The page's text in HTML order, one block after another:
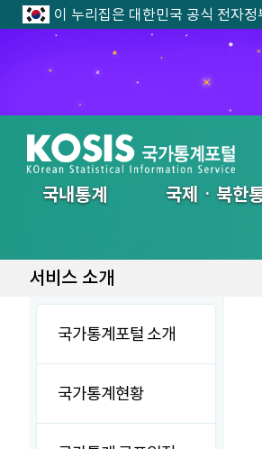
이 누리집은 대한민국 공식 전자
국내통계 국제ㆍ북한
서비스 소개
국가통계포털 소개
국가통계현황